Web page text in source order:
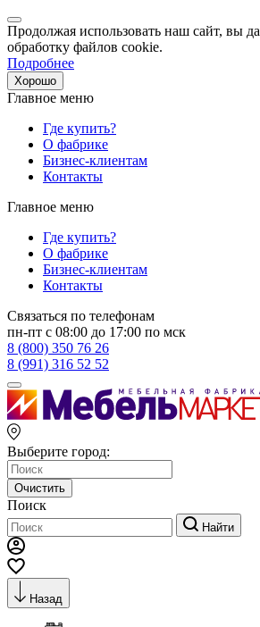
Продолжая использовать наш сайт, вы
обработку файлов cookie.
Подробнее
Хорошо
Главное меню
Где купить?
О фабрике
Бизнес-клиентам
Контакты
Главное меню
Где купить?
О фабрике
Бизнес-клиентам
Контакты
Связаться по телефонам
пн-пт с 08:00 до 17:00 по мск
8 (800) 350 76 26
8 (991) 316 52 52
Выберите город:
Очистить
Поиск
Найти
Назад